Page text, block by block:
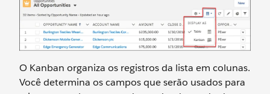
O Kanban organiza os registros da lista em colunas.
Você determina os campos que serão usados para